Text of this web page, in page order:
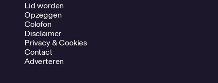
Lid worden
Opzeggen
Colofon
Disclaimer
Privacy & Cookies
Contact
Adverteren